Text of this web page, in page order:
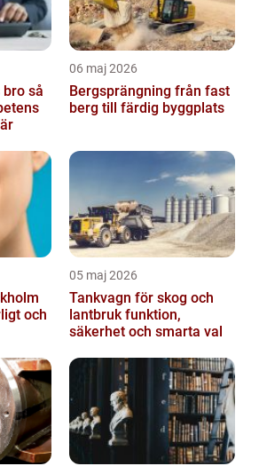
så
06 maj 2026
Bergsprängning från fast
berg till färdig byggplats
och
05 maj 2026
Tankvagn för skog och
lantbruk funktion,
säkerhet och smarta val